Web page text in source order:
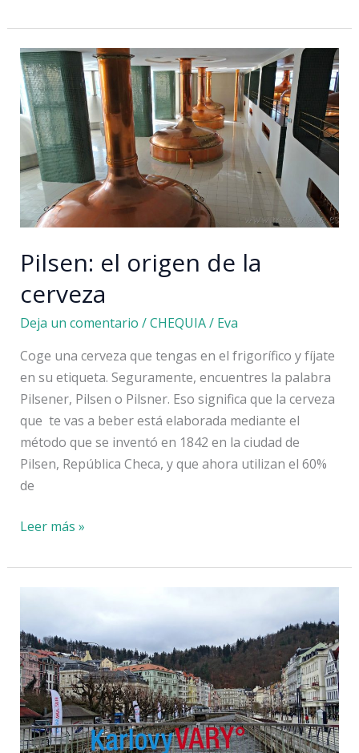
originales
que
hacer
en
Praga
Pilsen: el origen de la
cerveza
Deja un comentario /CHEQUIA/ Eva
Coge una cerveza que tengas en el frigorífico y fíjate
en su etiqueta. Seguramente, encuentres la palabra
Pilsener, Pilsen o Pilsner. Eso significa que la cerveza
que te vas a beber está elaborada mediante el
método que se inventó en 1842 en la ciudad de
Pilsen, República Checa, y que ahora utilizan el 60%
de
Pilsen:
origen
de
cerveza
Leer más »